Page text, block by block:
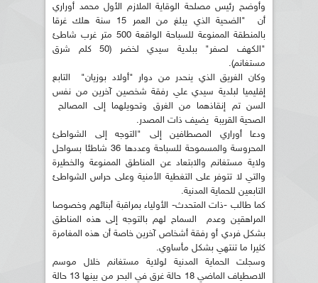
وأوضح رئيس مصلحة الوقاية الملازم الأول محمد أوراري
أن "الضحية الذي يبلغ من العمر 15 سنة هلك غرقا
بالمنطقة الممنوعة للسباحة الواقعة 500 متر غرب شاطئ
"الكهف لصفر" ببلدية سيدي لخضر (50 كلم شرق
مستغانم).
وكان الغريق الذي ينحدر من دوار "أولاد بوزيان" التابع
إقليميا لبلدية سيدي علي رفقة شخصين آخرين من نفس
السن تم إنقاذهما من الغرق وتحويلهما إلى المصالح
الصحية القريبة يضيف ذات المصدر.
ودعا أوراري المصطافين إلى "التوجه إلى الشواطئ
المحروسة والمسموحة للسباحة وعددها 36 شاطئا بسواحل
ولاية مستغانم والابتعاد عن المناطق الممنوعة والخطيرة
والتي لا تتوفر على التغطية الأمنية وعلى حراس الشواطئ
التابعين للحماية المدنية.
كما طالب -ذات المتحدث- الأولياء بمراقبة أبنائهم وخصوصا
المراهقين وعدم السماح لهم بالتوجه إلى هذه المناطق
بشكل فردي أو رفقة أشخاص آخرين خاصة أن هذه المغامرة
كثيرا ما تنتهي بشكل مأساوي.
وسجلت الحماية المدنية لولاية مستغانم خلال موسم
الاصطياف الماضي 18 حالة غرق في البحر من بينها 13 حالة